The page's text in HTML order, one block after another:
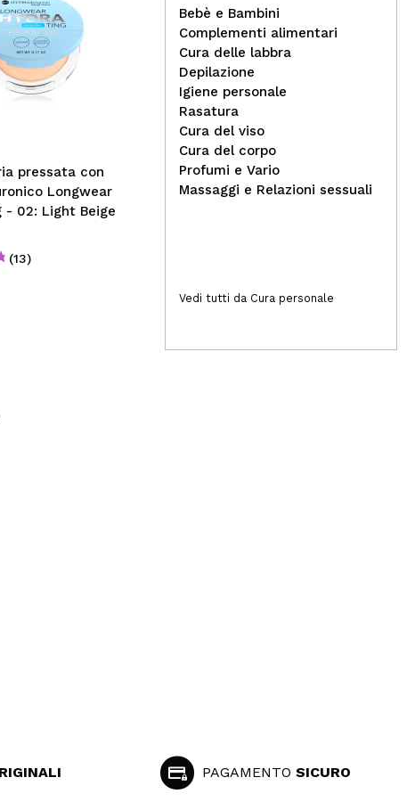
pressata con
Longwear
- 02: Light Beige
(13)
Saphir - Eau de Parfum da
donna 30ml - Cool de
Saphir
Bebè e Bambini
Complementi alimentari
Cura delle labbra
Depilazione
Igiene personale
Rasatura
Cura del viso
Cura del corpo
Profumi e Vario
Massaggi e Relazioni sessuali
Vedi tutti da Cura personale
PAGAMENTO SICURO